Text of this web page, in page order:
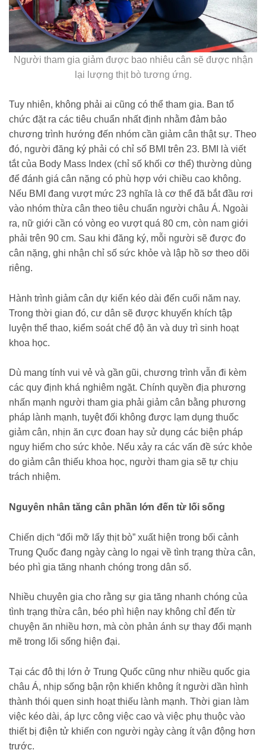
Người tham gia giảm được bao nhiêu cân sẽ được nhận
lại lượng thịt bò tương ứng.
Tuy nhiên, không phải ai cũng có thể tham gia. Ban tổ
chức đặt ra các tiêu chuẩn nhất định nhằm đảm bảo
chương trình hướng đến nhóm cần giảm cân thật sự. Theo
đó, người đăng ký phải có chỉ số BMI trên 23. BMI là viết
tắt của Body Mass Index (chỉ số khối cơ thể) thường dùng
để đánh giá cân nặng có phù hợp với chiều cao không.
Nếu BMI đang vượt mức 23 nghĩa là cơ thể đã bắt đầu rơi
vào nhóm thừa cân theo tiêu chuẩn người châu Á. Ngoài
ra, nữ giới cần có vòng eo vượt quá 80 cm, còn nam giới
phải trên 90 cm. Sau khi đăng ký, mỗi người sẽ được đo
cân nặng, ghi nhận chỉ số sức khỏe và lập hồ sơ theo dõi
riêng.
Hành trình giảm cân dự kiến kéo dài đến cuối năm nay.
Trong thời gian đó, cư dân sẽ được khuyến khích tập
luyện thể thao, kiểm soát chế độ ăn và duy trì sinh hoạt
khoa học.
Dù mang tính vui vẻ và gần gũi, chương trình vẫn đi kèm
các quy định khá nghiêm ngặt. Chính quyền địa phương
nhấn mạnh người tham gia phải giảm cân bằng phương
pháp lành mạnh, tuyệt đối không được lạm dụng thuốc
giảm cân, nhịn ăn cực đoan hay sử dụng các biện pháp
nguy hiểm cho sức khỏe. Nếu xảy ra các vấn đề sức khỏe
do giảm cân thiếu khoa học, người tham gia sẽ tự chịu
trách nhiệm.
Nguyên nhân tăng cân phần lớn đến từ lối sống
Chiến dịch “đổi mỡ lấy thịt bò” xuất hiện trong bối cảnh
Trung Quốc đang ngày càng lo ngại về tình trạng thừa cân,
béo phì gia tăng nhanh chóng trong dân số.
Nhiều chuyên gia cho rằng sự gia tăng nhanh chóng của
tình trạng thừa cân, béo phì hiện nay không chỉ đến từ
chuyện ăn nhiều hơn, mà còn phản ánh sự thay đổi mạnh
mẽ trong lối sống hiện đại.
Tại các đô thị lớn ở Trung Quốc cũng như nhiều quốc gia
châu Á, nhịp sống bận rộn khiến không ít người dần hình
thành thói quen sinh hoạt thiếu lành mạnh. Thời gian làm
việc kéo dài, áp lực công việc cao và việc phụ thuộc vào
thiết bị điện tử khiến con người ngày càng ít vận động hơn
trước.